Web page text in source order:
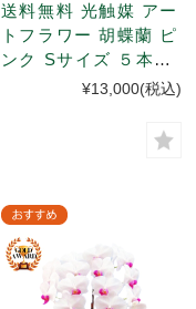
送料無料 光触媒 アー
トフラワー 胡蝶蘭 ピ
ンク Sサイズ ５本立
¥13,000(税込)